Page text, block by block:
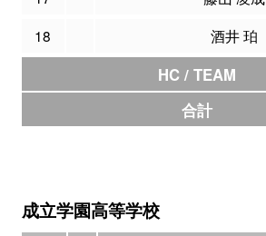
18
酒井 珀
HC / TEAM
合計
成立学園高等学校